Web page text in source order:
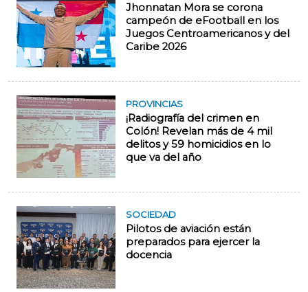
Jhonnatan Mora se corona
campeón de eFootball en los
Juegos Centroamericanos y del
Caribe 2026
PROVINCIAS
¡Radiografía del crimen en
Colón! Revelan más de 4 mil
delitos y 59 homicidios en lo
que va del año
SOCIEDAD
Pilotos de aviación están
preparados para ejercer la
docencia